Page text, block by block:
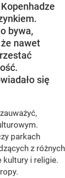
bywa,
nawet
się
parkach
z różnych
kultury i religie.